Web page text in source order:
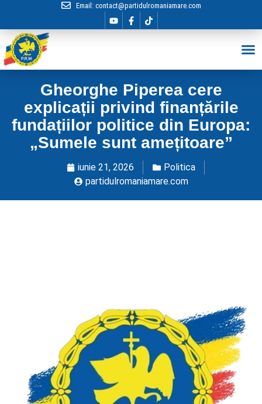
Email: contact@partidulromaniamare.com
Gheorghe Piperea cere
explicații privind finanțările
fundațiilor politice din Europa:
„Sumele sunt amețitoare”
iunie 21, 2026
Politica
partidulromaniamare.com